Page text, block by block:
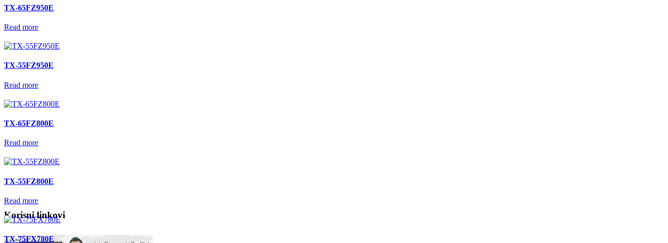
TX-65FZ950E
Read more
TX-55FZ950E
Read more
TX-65FZ800E
Read more
TX-55FZ800E
Read more
TX-75FX780E
Korisni linkovi